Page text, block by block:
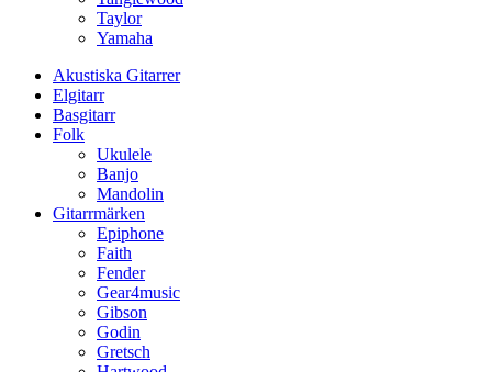
Taylor
Yamaha
Akustiska Gitarrer
Elgitarr
Basgitarr
Folk
Ukulele
Banjo
Mandolin
Gitarrmärken
Epiphone
Faith
Fender
Gear4music
Gibson
Godin
Gretsch